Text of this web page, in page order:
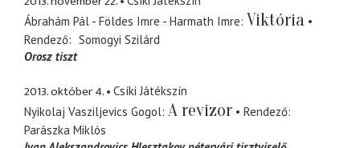
Ábrahám Pál - Földes Imre - Harmath Imre Viktória
Rendező
Somogyi Szilárd
Orosz tiszt
2013. október 4.
Csíki Játékszín
Nyikolaj Vasziljevics Gogol A revizor
Rendező
Parászka Miklós